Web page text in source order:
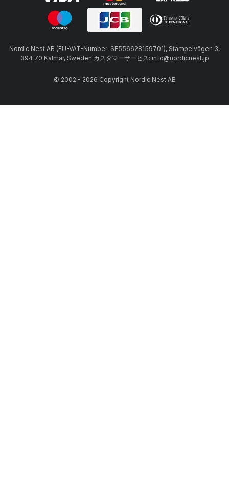
Nordic Nest AB (EU-VAT-Number: SE556628159701), Stämpelvägen 3,
394 70 Kalmar, Sweden カスタマーサービス: info@nordicnest.jp
© 2002 - 2026 Copyright Nordic Nest AB